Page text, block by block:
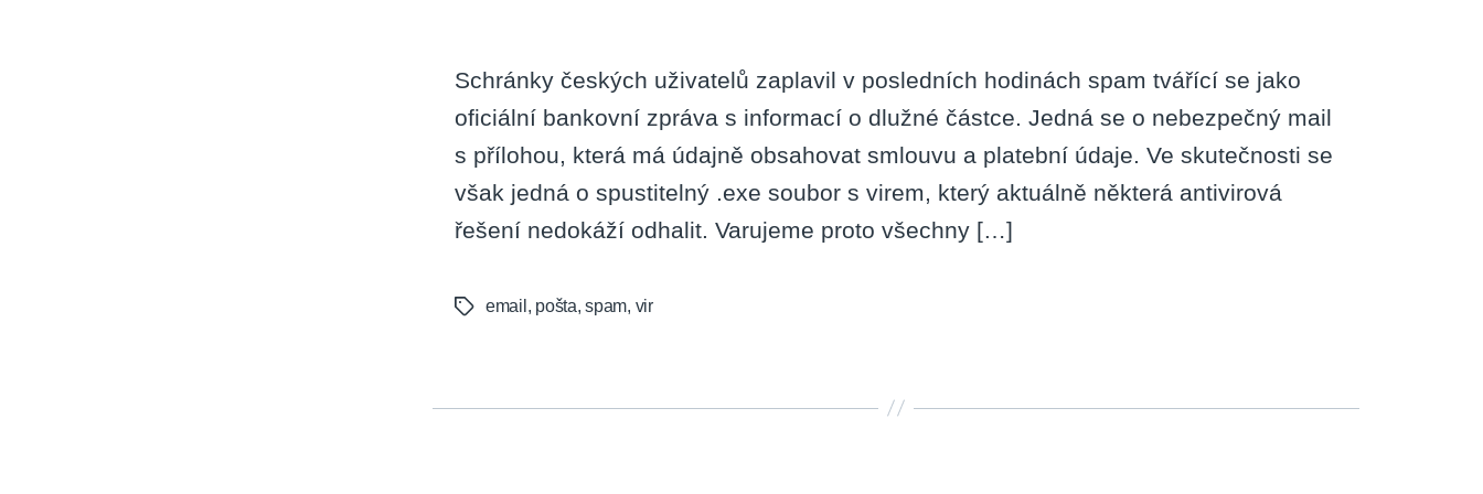
Schránky českých uživatelů zaplavil v posledních hodinách spam tvářící se jako
oficiální bankovní zpráva s informací o dlužné částce. Jedná se o nebezpečný mail
s přílohou, která má údajně obsahovat smlouvu a platební údaje. Ve skutečnosti se
však jedná o spustitelný .exe soubor s virem, který aktuálně některá antivirová
řešení nedokáží odhalit. Varujeme proto všechny […]
Tagsemail , pošta,spam, vir